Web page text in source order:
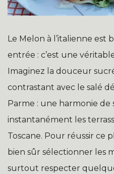
Le Melon à l’italienne est
entrée : c’est une
Imaginez la douceur
contrastant avec le salé
Parme : une harmonie de
instantanément les
Toscane. Pour réussir ce
bien sûr sélectionner les
surtout respecter